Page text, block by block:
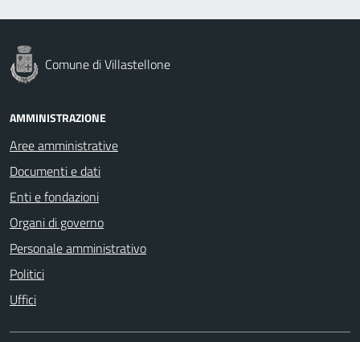
Comune di Villastellone
AMMINISTRAZIONE
Aree amministrative
Documenti e dati
Enti e fondazioni
Organi di governo
Personale amministrativo
Politici
Uffici